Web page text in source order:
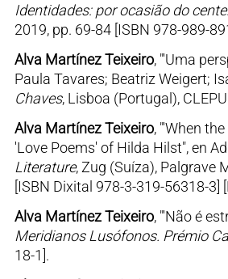
Identidades: por ocasião do
2019, pp. 69-84 [ISBN 978-989-
Alva Martínez Teixeiro, "'Uma
Paula Tavares; Beatriz Weigert;
Chaves, Lisboa (Portugal),
Alva Martínez Teixeiro, "'When
'Love Poems' of Hilda Hilst", en
Literature, Zug (Suíza), Palgrave
[ISBN Dixital 978-3-319-56318-
Alva Martínez Teixeiro, "'Não é
Meridianos Lusófonos. Prémio
18-1].